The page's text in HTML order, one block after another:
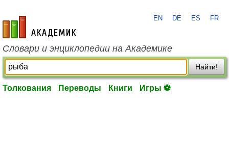
academic.ru
EN DE ES FR
Словари и энциклопедии на Академике
Найти!
Толкования Переводы Книги Игры ⚽